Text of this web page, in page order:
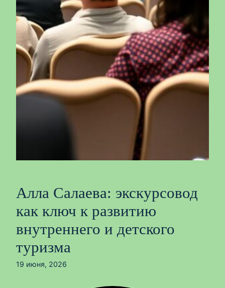
Алла Салаева: экскурсовод
как ключ к развитию
внутреннего и детского
туризма
19 июня, 2026